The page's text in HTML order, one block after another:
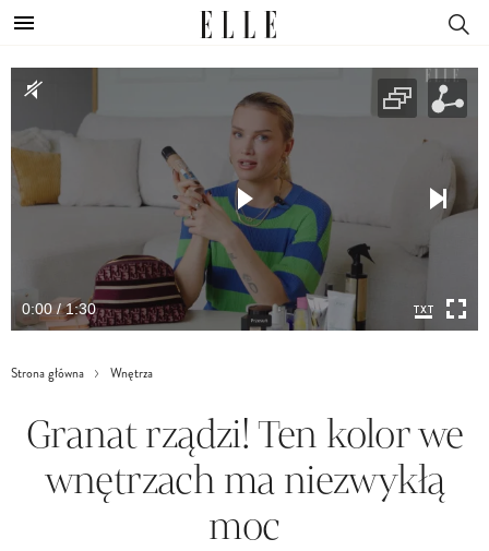
0:00 / 1:30
Strona główna Wnętrza
Granat rządzi! Ten kolor we
wnętrzach ma niezwykłą
moc